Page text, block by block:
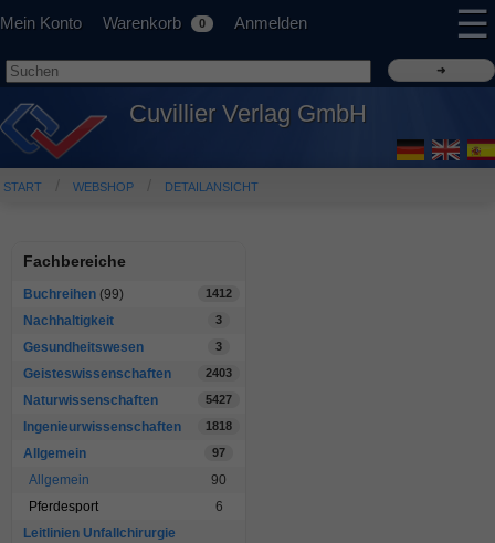
Mein Konto Warenkorb 0 Anmelden ☰
Cuvillier Verlag GmbH
START WEBSHOP DETAILANSICHT
Fachbereiche
Buchreihen (99) 1412
Nachhaltigkeit 3
Gesundheitswesen 3
Geisteswissenschaften 2403
Naturwissenschaften 5427
Ingenieurwissenschaften 1818
Allgemein 97
Allgemein
90
Pferdesport
6
Leitlinien Unfallchirurgie